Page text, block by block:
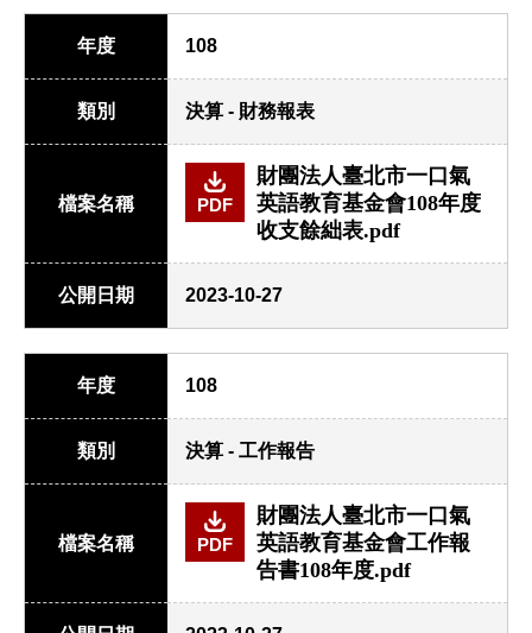
年度 108
類別 決算 - 財務報表
檔案名稱 PDF
財團法人臺北市一口氣
英語教育基金會108年度
收支餘絀表.pdf
公開日期 2023-10-27
年度 108
類別 決算 - 工作報告
檔案名稱 PDF
財團法人臺北市一口氣
英語教育基金會工作報
告書108年度.pdf